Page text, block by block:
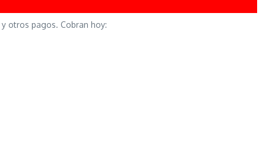
y otros pagos. Cobran hoy: